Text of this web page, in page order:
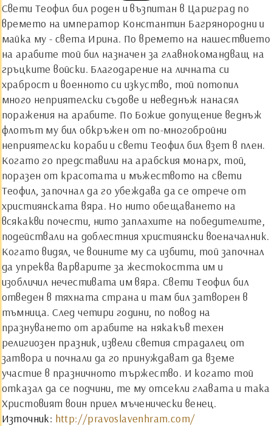
Свети Теофил бил роден и възпитан в Цариград по
времето на император Константин Багрянородни и
майка му - света Ирина. По времето на нашествието
на арабите той бил назначен за главнокомандващ на
гръцките войски. Благодарение на личната си
храброст и военното си изкуство, той потопил
много неприятелски съдове и неведнъж нанасял
поражения на арабите. По Божие допущение веднъж
флотът му бил обкръжен от по-многобройни
неприятелски кораби и свети Теофил бил взет в плен.
Когато го представили на арабския монарх, той,
поразен от красотата и мъжеството на свети
Теофил, започнал да го убеждава да се отрече от
християнската вяра. Но нито обещаването на
всякакви почести, нито заплахите на победителите,
подействали на доблестния християнски военачалник.
Когато видял, че воините му са избити, той започнал
да упреква варварите за жестокостта им и
изобличил нечестивата им вяра. Свети Теофил бил
отведен в тяхната страна и там бил затворен в
тъмница. След четири години, по повод на
празнуването от арабите на някакъв техен
религиозен празник, извели светия страдалец от
затвора и почнали да го принуждават да вземе
участие в празничното тържество. И когато той
отказал да се подчини, те му отсекли главата и така
Христовият воин приел мъченически венец.
Източник: http://pravoslavenhram.com/